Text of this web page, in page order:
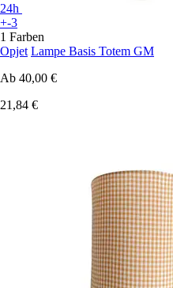
24h
+-3
1 Farben
Opjet Lampe Basis Totem GM
Ab 40,00 €
21,84 €